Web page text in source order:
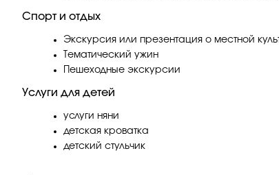
Спорт и отдых
Экскурсия или презентация о местной
Тематический ужин
Пешеходные экскурсии
Услуги для детей
услуги няни
детская кроватка
детский стульчик